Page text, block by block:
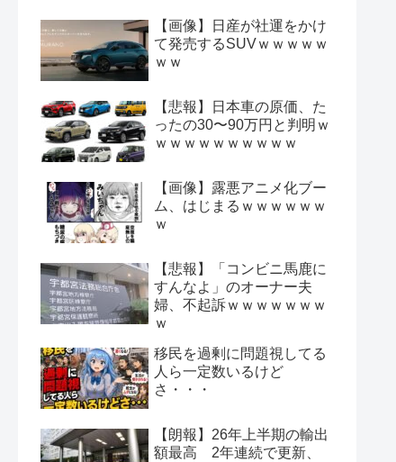
【画像】日産が社運をかけ
て発売するSUVｗｗｗｗｗ
ｗｗ
【悲報】日本車の原価、た
ったの30〜90万円と判明ｗ
ｗｗｗｗｗｗｗｗｗｗ
【画像】露悪アニメ化ブー
ム、はじまるｗｗｗｗｗｗ
ｗ
【悲報】「コンビニ馬鹿に
すんなよ」のオーナー夫
婦、不起訴ｗｗｗｗｗｗｗ
ｗ
移民を過剰に問題視してる
人ら一定数いるけど
さ・・・
【朗報】26年上半期の輸出
額最高 2年連続で更新、